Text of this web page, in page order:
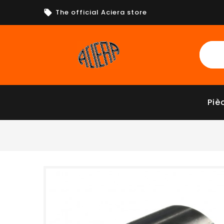
The official Aciera store